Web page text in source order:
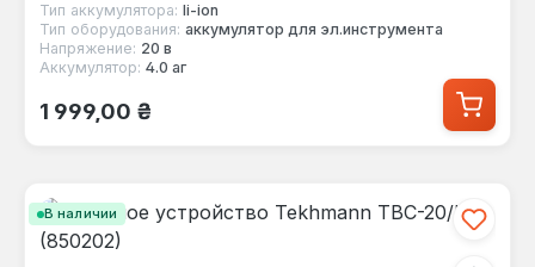
Тип аккумулятора: li-ion
Тип оборудования: аккумулятор для эл.инструмента
Напряжение: 20 в
Аккумулятор: 4.0 аг
Обычная цена:
1 999,00 ₴
В наличии